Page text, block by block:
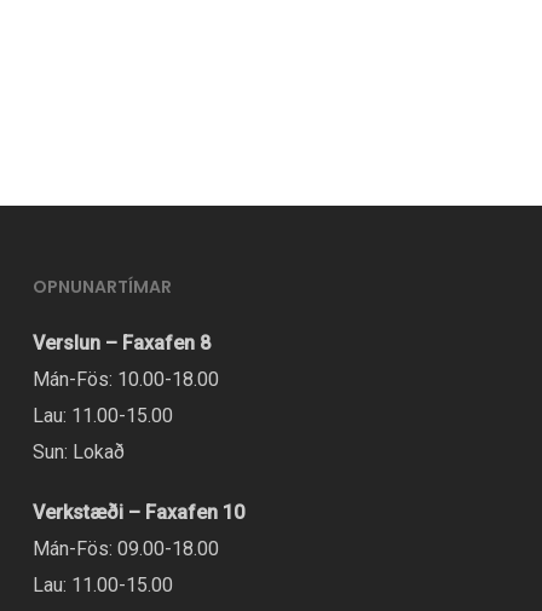
mörgum
OPNUNARTÍMAR
Verslun – Faxafen 8
Mán-Fös: 10.00-18.00
Lau: 11.00-15.00
Sun: Lokað
Verkstæði – Faxafen 10
Mán-Fös: 09.00-18.00
Lau: 11.00-15.00